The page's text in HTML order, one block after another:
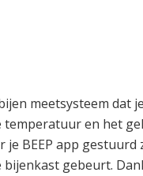
meetsysteem dat
en het
BEEP app gestuurd
gebeurt.